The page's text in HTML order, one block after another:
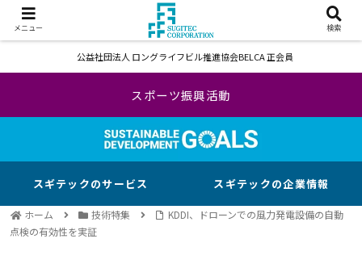
公益社団法人 ロングライフビル推進協会BELCA 正会員
スポーツ振興活動
スギテックのサービス スギテックの企業情報
ホーム 技術特集
KDDI、ドローンでの風力発電設備の自動
点検の有効性を実証
メニュー 検索